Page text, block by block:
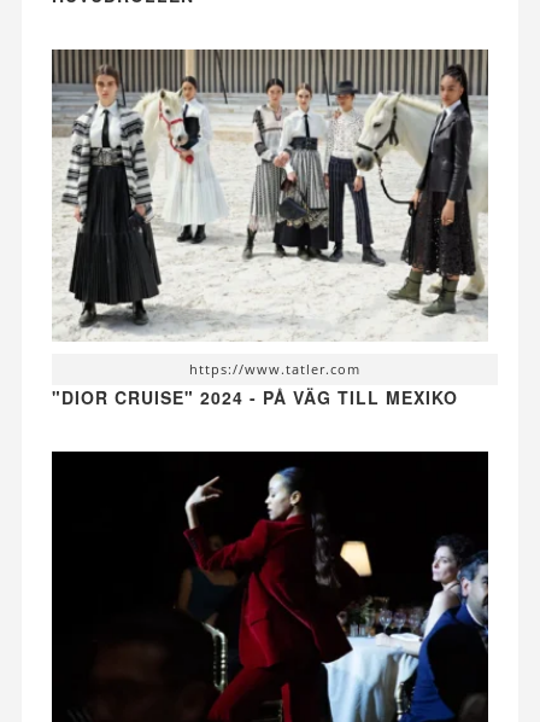
https://www.tatler.com
"DIOR CRUISE" 2024 - PÅ VÄG TILL MEXIKO